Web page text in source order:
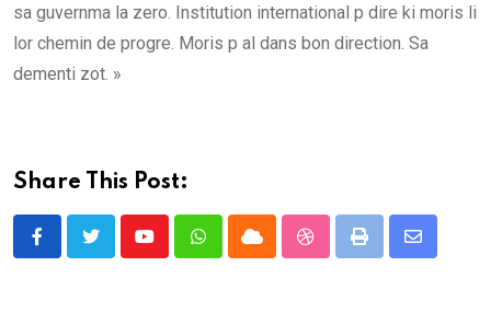
sa guvernma la zero. Institution international p dire ki moris li
lor chemin de progre. Moris p al dans bon direction. Sa
dementi zot. »
Share This Post:
YoutubeWhatsappCloud StumbleUpon
Print
Share